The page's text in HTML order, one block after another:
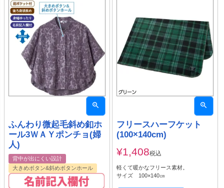
ふんわり微起毛斜め釦ホ
ール3ＷＡＹポンチョ(婦
人)
背中が出にくい設計
大きめボタン&斜めボタンホール
フリースハーフケット
(100×140cm)
¥1,408税込
軽くて暖かなフリース素材。
サイズ 100×140㎝